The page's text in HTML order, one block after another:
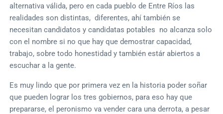
alternativa válida, pero en cada pueblo de Entre Ríos las
realidades son distintas, diferentes, ahí también se
necesitan candidatos y candidatas potables no alcanza solo
con el nombre si no que hay que demostrar capacidad,
trabajo, sobre todo honestidad y también estár abiertos a
escuchar a la gente.
Es muy lindo que por primera vez en la historia poder soñar
que pueden lograr los tres gobiernos, para eso hay que
prepararse, el peronismo va vender cara una derrota, a pesar